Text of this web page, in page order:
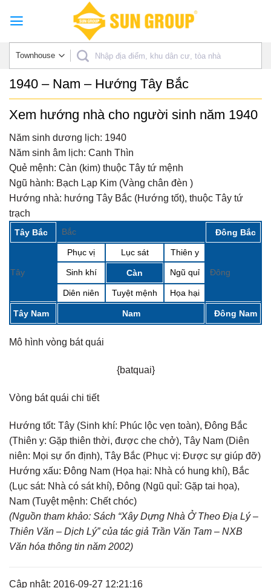
1940 – Nam – Hướng Tây Bắc
Xem hướng nhà cho người sinh năm 1940
Năm sinh dương lịch: 1940
Năm sinh âm lịch: Canh Thìn
Quẻ mệnh: Càn (kim) thuộc Tây tứ mệnh
Ngũ hành: Bạch Lạp Kim (Vàng chân đèn )
Hướng nhà: hướng Tây Bắc (Hướng tốt), thuộc Tây tứ
trạch
Tây Bắc Bắc Đông Bắc
Tây
Phục vị Lục sát Thiên y
Đông
Sinh khí Càn Ngũ quỉ
Diên niên Tuyệt mệnh Họa hại
Tây Nam Nam Đông Nam
Mô hình vòng bát quái
{batquai}
Vòng bát quái chi tiết
Hướng tốt: Tây (Sinh khí: Phúc lộc vẹn toàn), Đông Bắc
(Thiên y: Gặp thiên thời, được che chở), Tây Nam (Diên
niên: Mọi sự ổn định), Tây Bắc (Phục vị: Được sự giúp đỡ)
Hướng xấu: Đông Nam (Họa hại: Nhà có hung khí), Bắc
(Lục sát: Nhà có sát khí), Đông (Ngũ quỉ: Gặp tai họa),
Nam (Tuyệt mệnh: Chết chóc)
(Nguồn tham khảo: Sách “Xây Dựng Nhà Ở Theo Địa Lý –
Thiên Văn – Dịch Lý” của tác giả Trần Văn Tam – NXB
Văn hóa thông tin năm 2002)
Cập nhật: 2016-09-27 12:21:16